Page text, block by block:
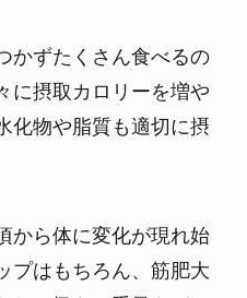
かずたくさん食べるの
に摂取カロリーを増や
化物や脂質も適切に摂
から体に変化が現れ始
プはもちろん、筋肥大